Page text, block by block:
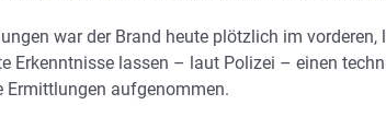
war der Brand heute plötzlich im vorderen,
Erkenntnisse lassen – laut Polizei – einen
Ermittlungen aufgenommen.